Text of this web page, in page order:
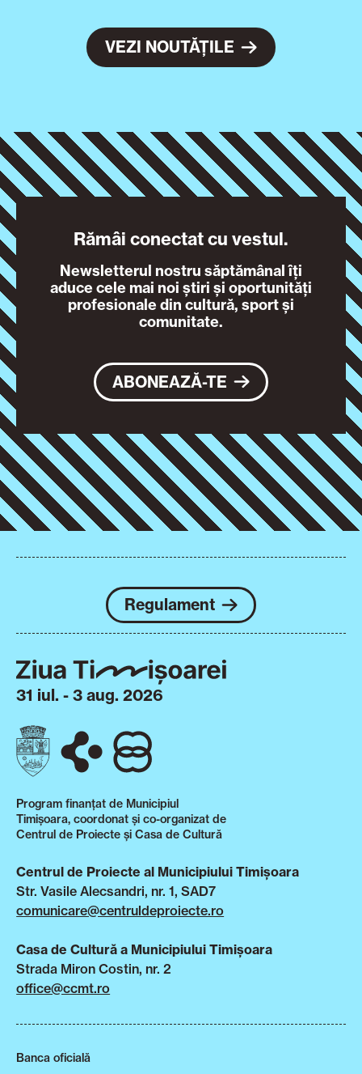
VEZI NOUTĂȚILE
Rămâi conectat cu vestul.
Newsletterul nostru săptămânal îți
aduce cele mai noi știri și oportunități
profesionale din cultură, sport și
comunitate.
ABONEAZĂ-TE
Regulament
31 iul. - 3 aug. 2026
Program finanțat de Municipiul
Timișoara, coordonat și co-organizat de
Centrul de Proiecte și Casa de Cultură
Centrul de Proiecte al Municipiului Timișoara
Str. Vasile Alecsandri, nr. 1, SAD7
comunicare@centruldeproiecte.ro
Casa de Cultură a Municipiului Timișoara
Strada Miron Costin, nr. 2
office@ccmt.ro
Banca oficială